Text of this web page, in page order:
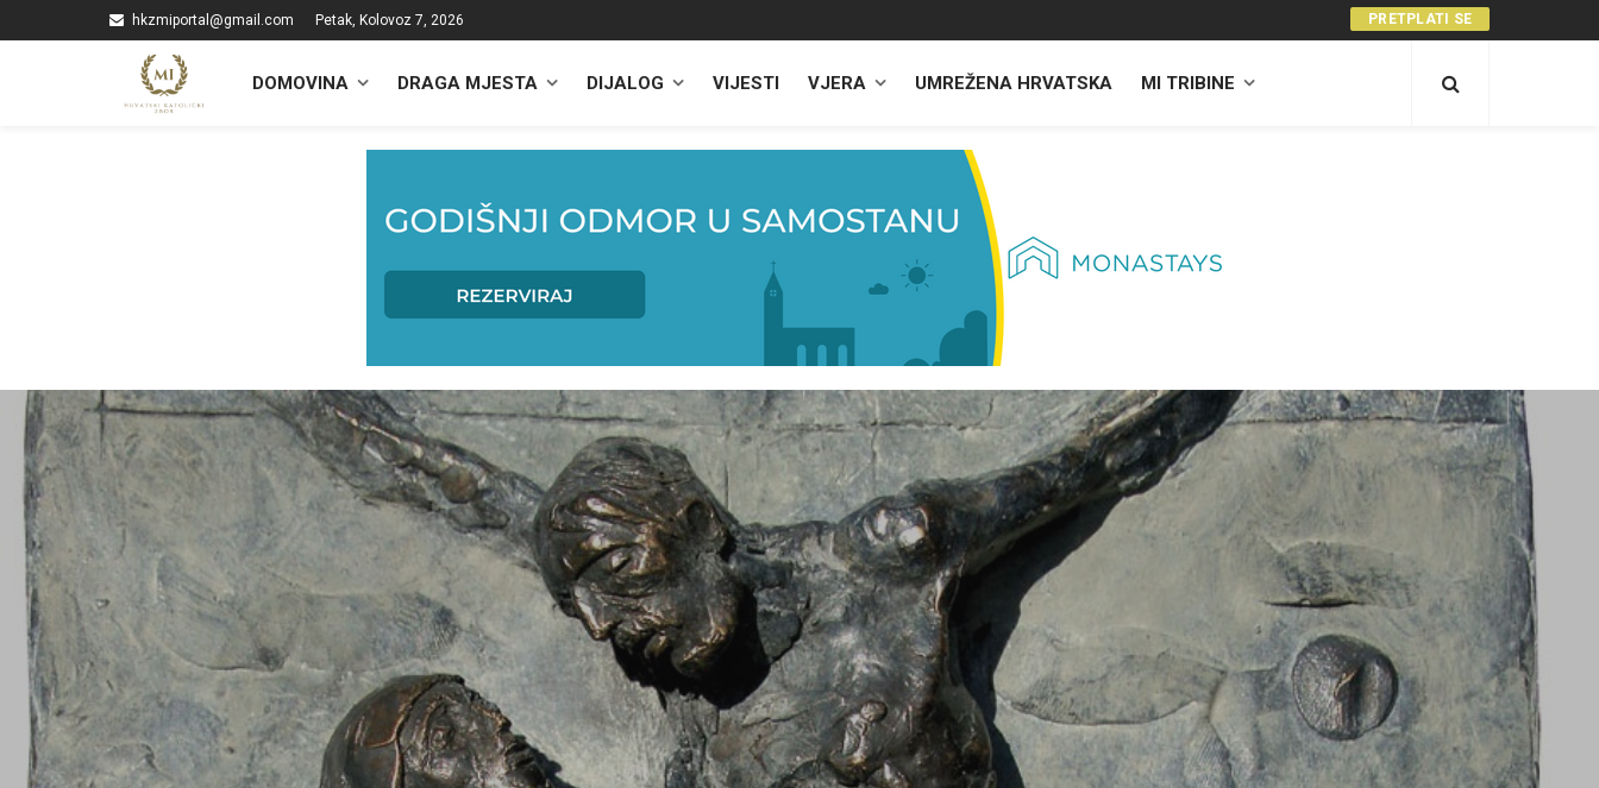
hkzmiportal@gmail.com Petak, Kolovoz 7, 2026 PRETPLATI SE
DOMOVINA DRAGA MJESTA DIJALOG VIJESTI VJERA UMREŽENA HRVATSKA MI TRIBINE